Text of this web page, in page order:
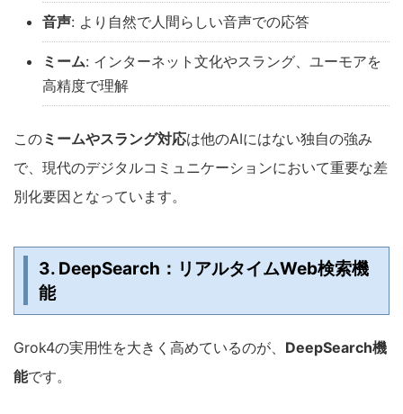
音声: より自然で人間らしい音声での応答
ミーム: インターネット文化やスラング、ユーモアを
高精度で理解
このミームやスラング対応は他のAIにはない独自の強み
で、現代のデジタルコミュニケーションにおいて重要な差
別化要因となっています。
3. DeepSearch：リアルタイムWeb検索機
能
Grok4の実用性を大きく高めているのが、 DeepSearch機
能です。